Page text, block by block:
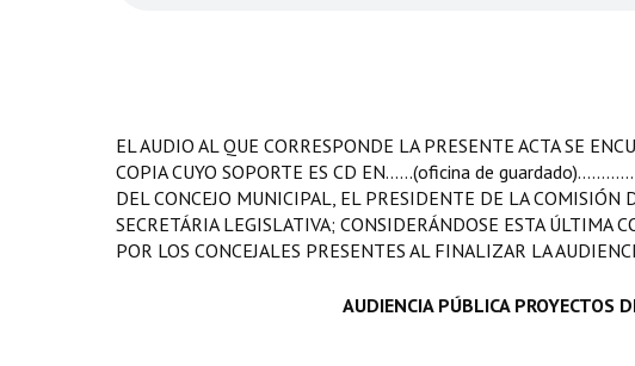
EL AUDIO AL QUE CORRESPONDE LA PRESENTE ACTA SE
COPIA CUYO SOPORTE ES CD EN......(oficina de
DEL CONCEJO MUNICIPAL, EL PRESIDENTE DE LA
SECRETÁRIA LEGISLATIVA; CONSIDERÁNDOSE ESTA ÚLTIMA
POR LOS CONCEJALES PRESENTES AL FINALIZAR LA
AUDIENCIA PÚBLICA